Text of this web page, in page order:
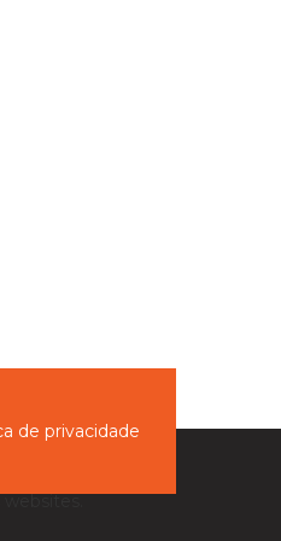
de privacidade
websites.